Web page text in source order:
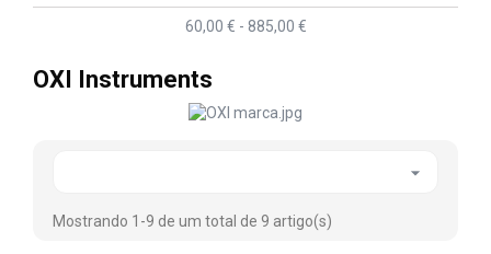
60,00 € - 885,00 €
OXI Instruments

Mostrando 1-9 de um total de 9 artigo(s)